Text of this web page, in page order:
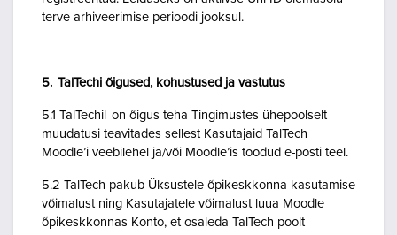
terve arhiveerimise perioodi jooksul.
5. TalTechi õigused, kohustused ja vastutus
5.1 TalTechil on õigus teha Tingimustes ühepoolselt
muudatusi teavitades sellest Kasutajaid TalTech
Moodle’i veebilehel ja/või Moodle’is toodud e-posti teel.
5.2 TalTech pakub Üksustele õpikeskkonna kasutamise
võimalust ning Kasutajatele võimalust luua Moodle
õpikeskkonnas Konto, et osaleda TalTech poolt